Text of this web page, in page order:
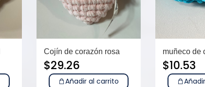
Cojín de corazón rosa
$29.26
Añadir al carrito
muñeco de
$10.53